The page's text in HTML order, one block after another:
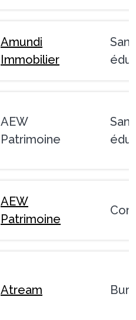
Amundi
Immobilier
AEW
Patrimoine
AEW
Patrimoine
Atream